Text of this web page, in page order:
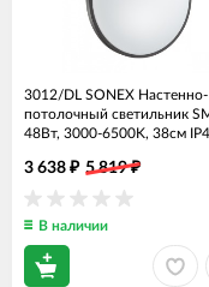
3012/DL SONEX Настенно-
потолочный светильник
48Вт, 3000-6500K, 38см
3 638 ₽ 5 819₽
В наличии